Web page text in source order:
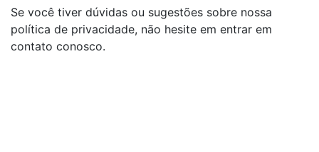
Se você tiver dúvidas ou sugestões sobre nossa
política de privacidade, não hesite em entrar em
contato conosco.